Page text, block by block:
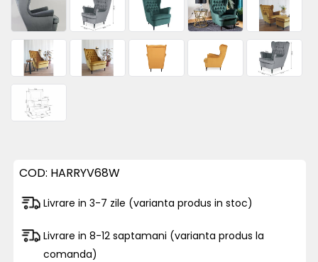
COD: HARRYV68W
Livrare in 3-7 zile (varianta produs in stoc)
Livrare in 8-12 saptamani (varianta produs la
comanda)